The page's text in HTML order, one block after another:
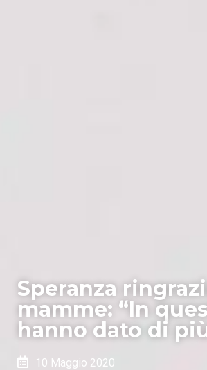
Speranza
mamme: “In
hanno dato di
10 Maggio 2020